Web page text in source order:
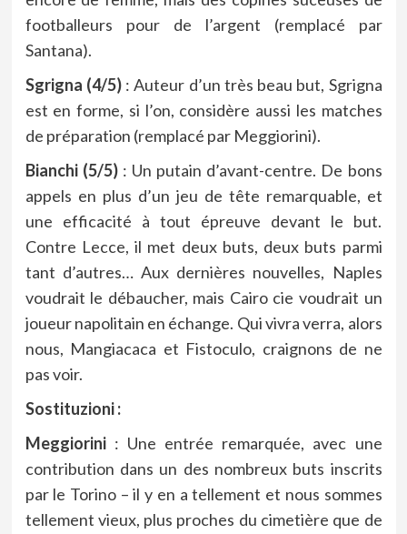
footballeurs pour de l’argent (remplacé par
Santana).
Sgrigna (4/5) : Auteur d’un très beau but, Sgrigna
est en forme, si l’on, considère aussi les matches
de préparation (remplacé par Meggiorini).
Bianchi (5/5) : Un putain d’avant-centre. De bons
appels en plus d’un jeu de tête remarquable, et
une efficacité à tout épreuve devant le but.
Contre Lecce, il met deux buts, deux buts parmi
tant d’autres… Aux dernières nouvelles, Naples
voudrait le débaucher, mais Cairo cie voudrait un
joueur napolitain en échange. Qui vivra verra, alors
nous, Mangiacaca et Fistoculo, craignons de ne
pas voir.
Sostituzioni :
Meggiorini : Une entrée remarquée, avec une
contribution dans un des nombreux buts inscrits
par le Torino – il y en a tellement et nous sommes
tellement vieux, plus proches du cimetière que de